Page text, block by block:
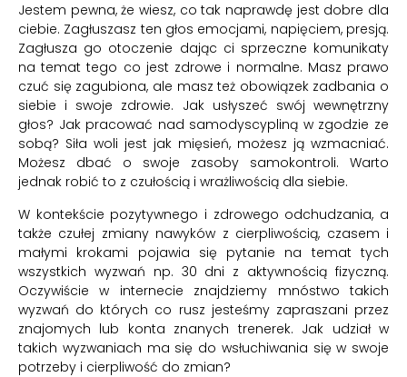
Jestem pewna, że wiesz, co tak naprawdę jest dobre dla
ciebie. Zagłuszasz ten głos emocjami, napięciem, presją.
Zagłusza go otoczenie dając ci sprzeczne komunikaty
na temat tego co jest zdrowe i normalne. Masz prawo
czuć się zagubiona, ale masz też obowiązek zadbania o
siebie i swoje zdrowie. Jak usłyszeć swój wewnętrzny
głos? Jak pracować nad samodyscypliną w zgodzie ze
sobą? Siła woli jest jak mięsień, możesz ją wzmacniać.
Możesz dbać o swoje zasoby samokontroli. Warto
jednak robić to z czułością i wrażliwością dla siebie.
W kontekście pozytywnego i zdrowego odchudzania, a
także czułej zmiany nawyków z cierpliwością, czasem i
małymi krokami pojawia się pytanie na temat tych
wszystkich wyzwań np. 30 dni z aktywnością fizyczną.
Oczywiście w internecie znajdziemy mnóstwo takich
wyzwań do których co rusz jesteśmy zapraszani przez
znajomych lub konta znanych trenerek. Jak udział w
takich wyzwaniach ma się do wsłuchiwania się w swoje
potrzeby i cierpliwość do zmian?